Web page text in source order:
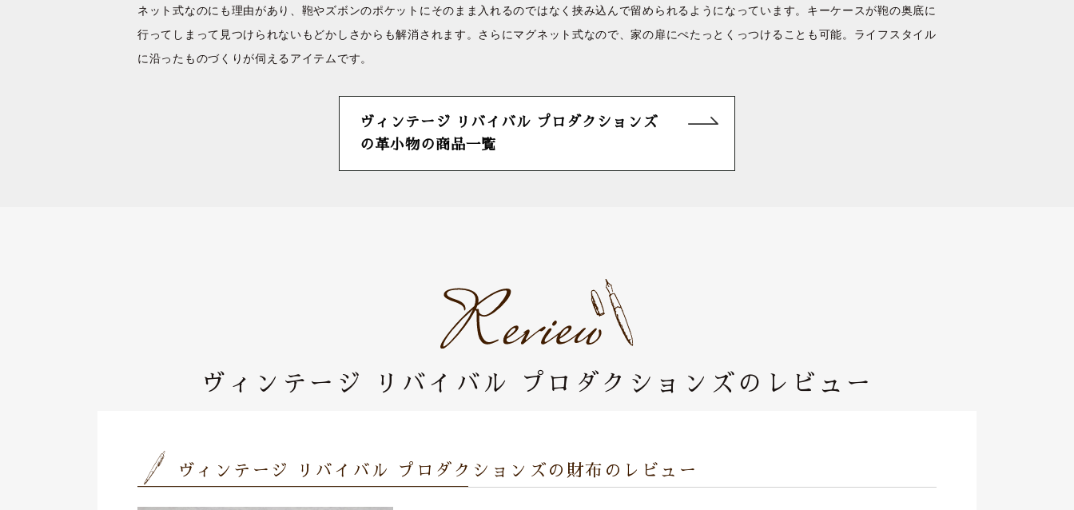
ネット式なのにも理由があり、鞄やズボンのポケットにそのまま入れるのではなく挟み込んで留められるようになっています。キーケースが鞄の奥底に
行ってしまって見つけられないもどかしさからも解消されます。さらにマグネット式なので、家の扉にぺたっとくっつけることも可能。ライフスタイル
に沿ったものづくりが伺えるアイテムです。
ヴィンテージ リバイバル プロダクションズ
の革小物の商品一覧
ヴィンテージ リバイバル プロダクションズのレビュー
ヴィンテージ リバイバル プロダクションズの財布のレビュー